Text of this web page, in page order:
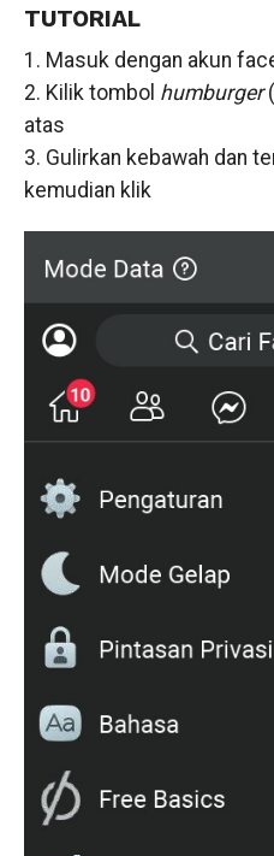
TUTORIAL
1. Masuk dengan akun
2. Kilik tombol humburger
atas
3. Gulirkan kebawah dan
kemudian klik